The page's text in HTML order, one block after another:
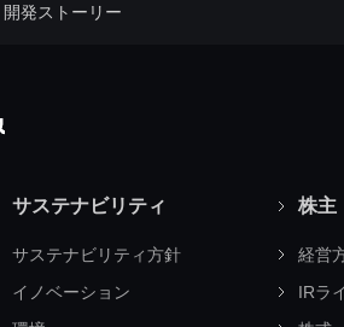
開発ストーリー
サステナビリティ
サステナビリティ方針
イノベーション
株主
経営
IRラ